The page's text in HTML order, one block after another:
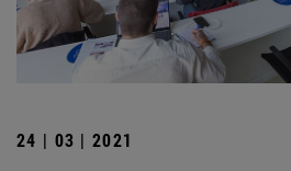
24 | 03 | 2021